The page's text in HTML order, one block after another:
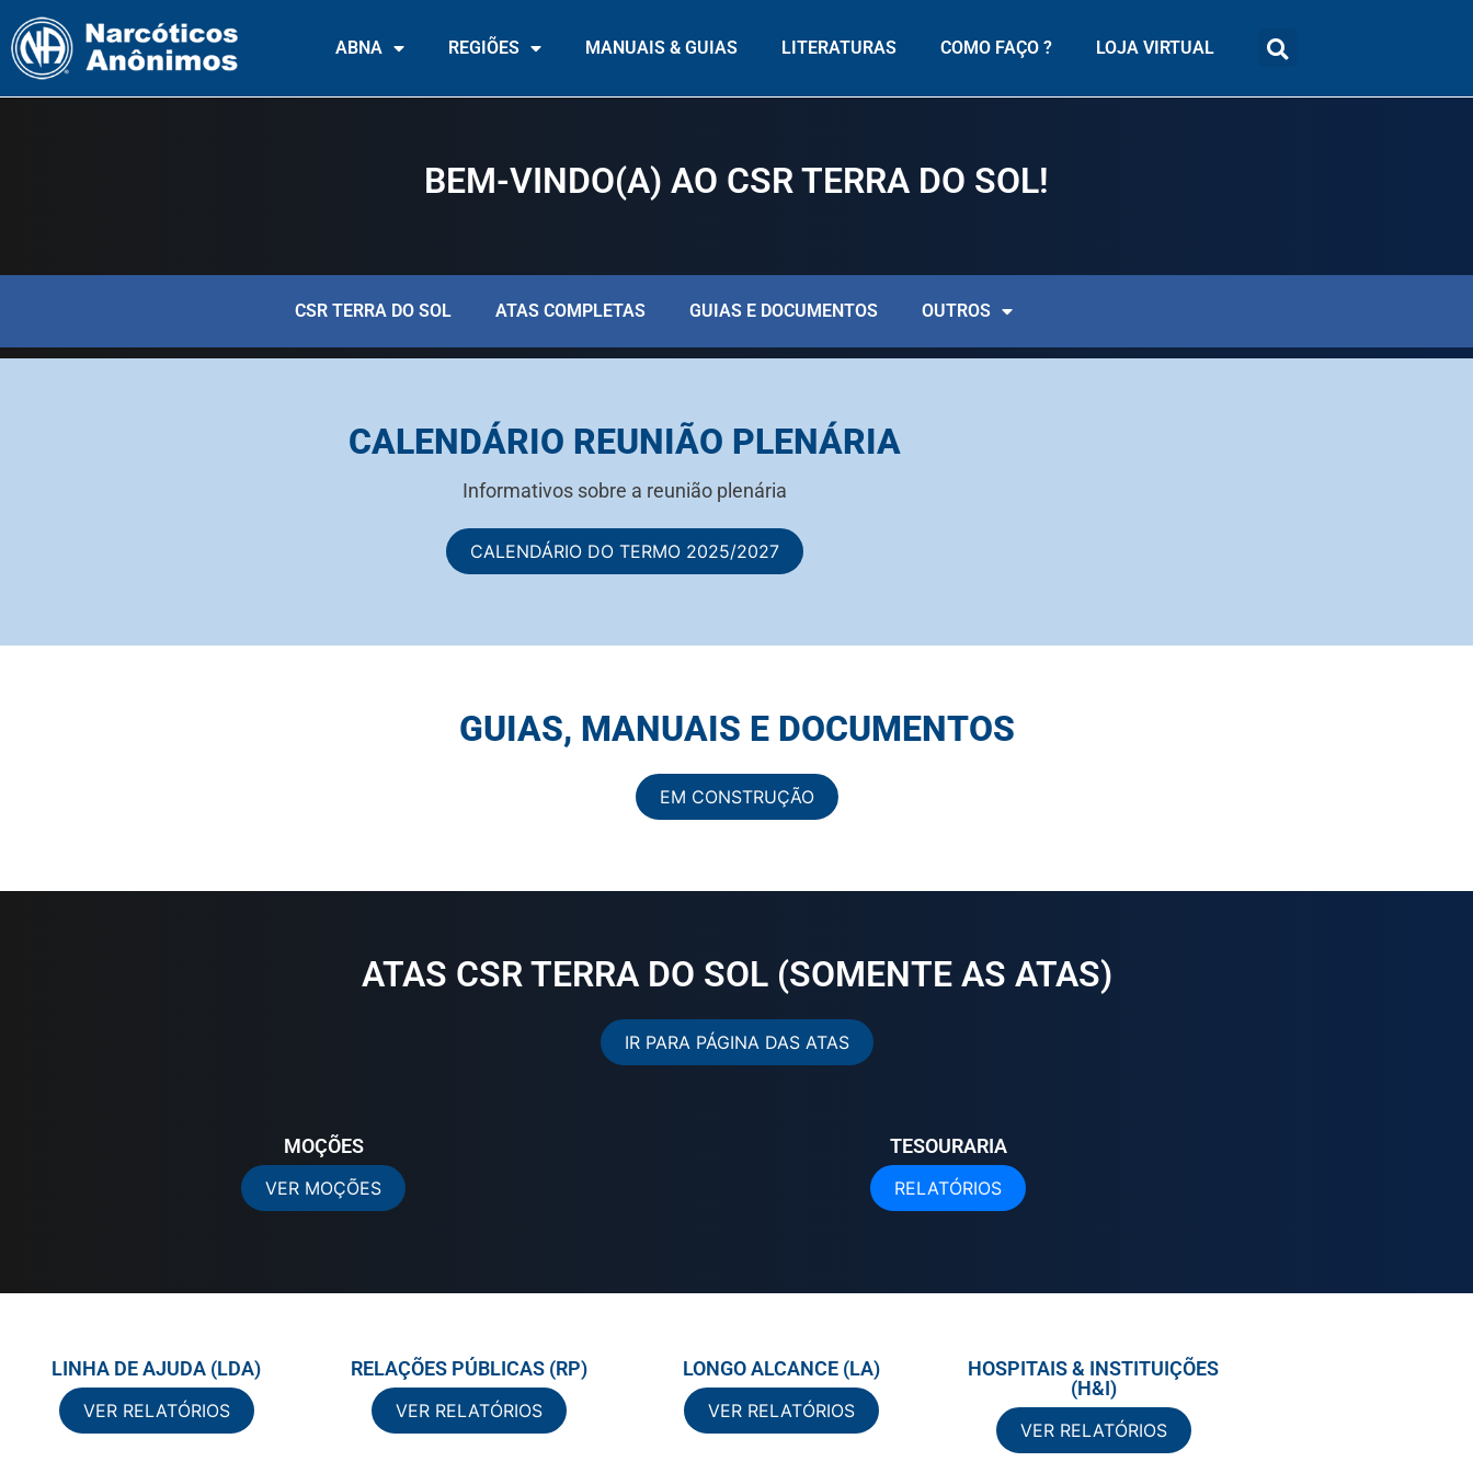
ABNA REGIÕES MANUAIS & GUIAS LITERATURAS COMO FAÇO ? LOJA VIRTUAL
BEM-VINDO(A) AO CSRTERRA DO SOL!
CSR TERRA DO SOL ATAS COMPLETAS GUIAS E DOCUMENTOS OUTROS
CALENDÁRIO REUNIÃO PLENÁRIA
Informativos sobre a reunião plenária
CALENDÁRIO DO TERMO 2025/2027
GUIAS, MANUAIS E DOCUMENTOS
EM CONSTRUÇÃO
ATAS CSRTERRA DO SOL(SOMENTE AS ATAS)
IR PARA PÁGINA DAS ATAS
MOÇÕES
VER MOÇÕES
TESOURARIA
RELATÓRIOS
LINHA DE AJUDA (LDA)
VER RELATÓRIOS
RELAÇÕES PÚBLICAS (RP)
VER RELATÓRIOS
LONGO ALCANCE (LA)
VER RELATÓRIOS
HOSPITAIS & INSTITUIÇÕES
(H&I)
VER RELATÓRIOS